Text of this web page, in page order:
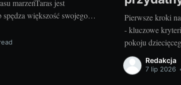
marzeńTaras jest
większość swojego
okresie wiosenno-letnim.
jak i chłodniejsze,
Pierwsze kroki
- kluczowe
pokoju
wybór
nie tylko ważnym
Redakcja
7 lip 2026